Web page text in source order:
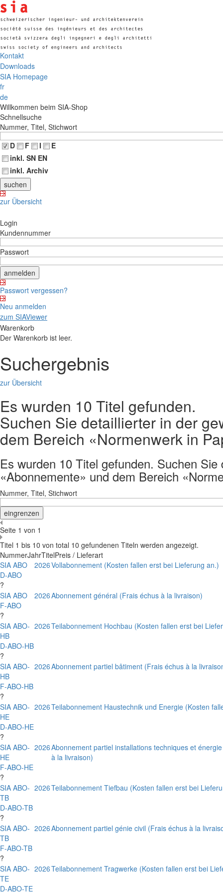
Kontakt
Downloads
SIA Homepage
fr
de
Willkommen beim SIA-Shop
Schnellsuche
Nummer, Titel, Stichwort
D
F I
E
inkl. SN EN
inkl. Archiv
zur Übersicht
Login
Kundennummer
Passwort
Passwort vergessen?
Neu anmelden
zum SIAViewer
Warenkorb
Der Warenkorb ist leer.
Suchergebnis
zur Übersicht
Es wurden 10 Titel gefunden.
Suchen Sie detaillierter in der
dem Bereich «Normenwerk in
Es wurden 10 Titel gefunden. Suchen
«Abonnemente» und dem Bereich
Nummer, Titel, Stichwort
Seite 1 von 1
Titel 1 bis 10 von total 10 gefundenen Titeln werden angezeigt.
NummerJahrTitelPreis / Lieferart
SIA ABO
D-ABO
?
2026Vollabonnement (Kosten fallen erst bei Lieferung an.)
SIA ABO
F-ABO
?
2026Abonnement général (Frais échus à la livraison)
SIA ABO-
HB
D-ABO-HB
?
2026Teilabonnement Hochbau (Kosten fallen erst bei
SIA ABO-
HB
F-ABO-HB
?
2026Abonnement partiel bâtiment (Frais échus à la
SIA ABO-
HE
D-ABO-HE
?
2026Teilabonnement Haustechnik und Energie (Kosten
SIA ABO-
HE
F-ABO-HE
?
2026Abonnement partiel installations techniques et
à la livraison)
SIA ABO-
TB
D-ABO-TB
?
2026Teilabonnement Tiefbau (Kosten fallen erst bei
SIA ABO-
TB
F-ABO-TB
?
2026Abonnement partiel génie civil (Frais échus à la
SIA ABO-
TE
D-ABO-TE
2026Teilabonnement Tragwerke (Kosten fallen erst bei